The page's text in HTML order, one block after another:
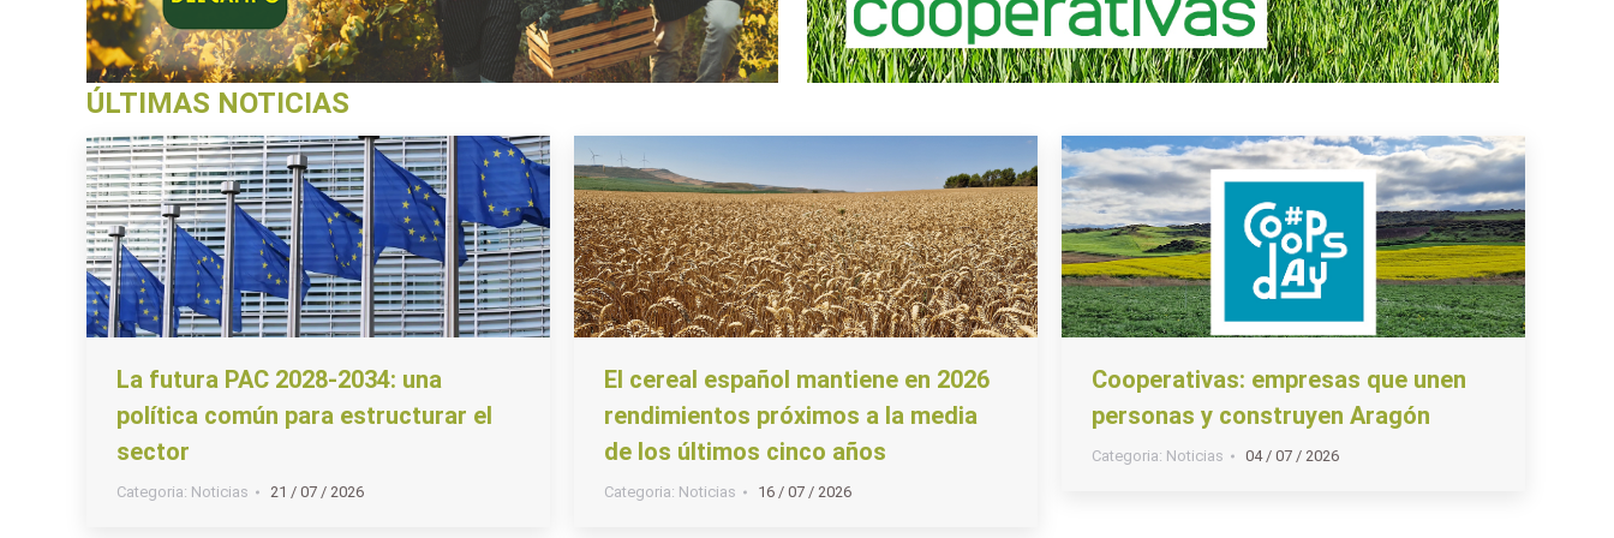
ÚLTIMAS NOTICIAS
La futura PAC 2028-2034: una
política común para estructurar el
sector
Categoria: Noticias 21 / 07 / 2026
El cereal español mantiene en 2026
rendimientos próximos a la media
de los últimos cinco años
Categoria: Noticias 16 / 07 / 2026
Cooperativas: empresas que unen
personas y construyen Aragón
Categoria: Noticias 04 / 07 / 2026